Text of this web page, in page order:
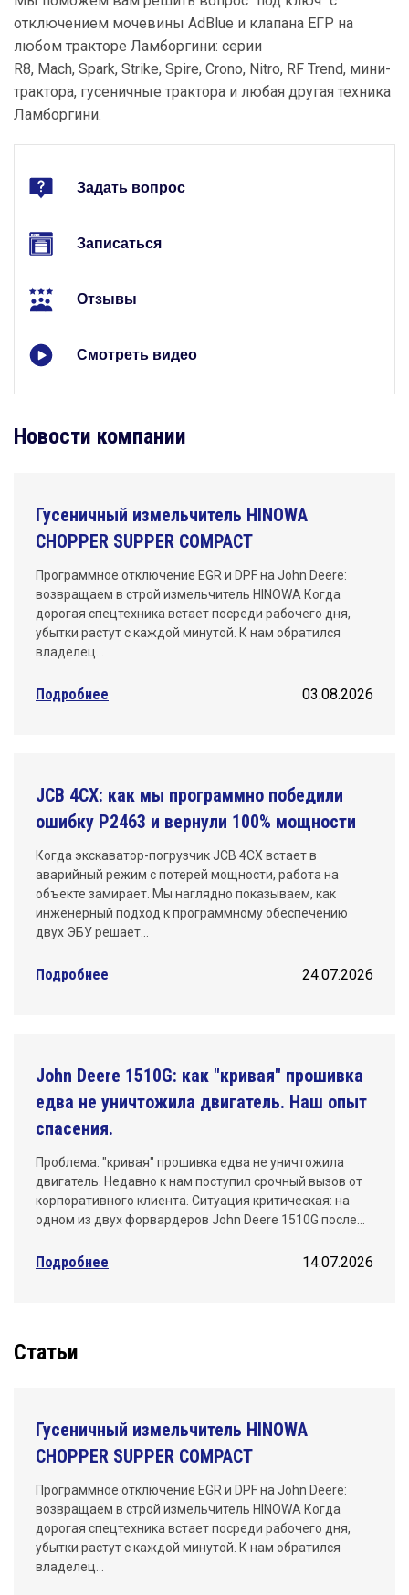
отключением мочевины AdBlue и клапана ЕГР на
любом тракторе Ламборгини: серии
R8, Mach, Spark, Strike, Spire, Crono, Nitro, RF Trend, мини-
трактора, гусеничные трактора и любая другая техника
Ламборгини.
Задать вопрос
Записаться
Отзывы
Смотреть видео
Новости компании
Гусеничный измельчитель HINOWA
CHOPPER SUPPER COMPACT
Программное отключение EGR и DPF на John Deere:
возвращаем в строй измельчитель HINOWA Когда
дорогая спецтехника встает посреди рабочего дня,
убытки растут с каждой минутой. К нам обратился
владелец…
Подробнее 03.08.2026
JCB 4CX: как мы программно победили
ошибку P2463 и вернули 100% мощности
Когда экскаватор-погрузчик JCB 4CX встает в
аварийный режим с потерей мощности, работа на
объекте замирает. Мы наглядно показываем, как
инженерный подход к программному обеспечению
двух ЭБУ решает…
Подробнее 24.07.2026
John Deere 1510G: как "кривая" прошивка
едва не уничтожила двигатель. Наш опыт
спасения.
Проблема: "кривая" прошивка едва не уничтожила
двигатель. Недавно к нам поступил срочный вызов от
корпоративного клиента. Ситуация критическая: на
одном из двух форвардеров John Deere 1510G после…
Подробнее 14.07.2026
Статьи
Гусеничный измельчитель HINOWA
CHOPPER SUPPER COMPACT
Программное отключение EGR и DPF на John Deere:
возвращаем в строй измельчитель HINOWA Когда
дорогая спецтехника встает посреди рабочего дня,
убытки растут с каждой минутой. К нам обратился
владелец…